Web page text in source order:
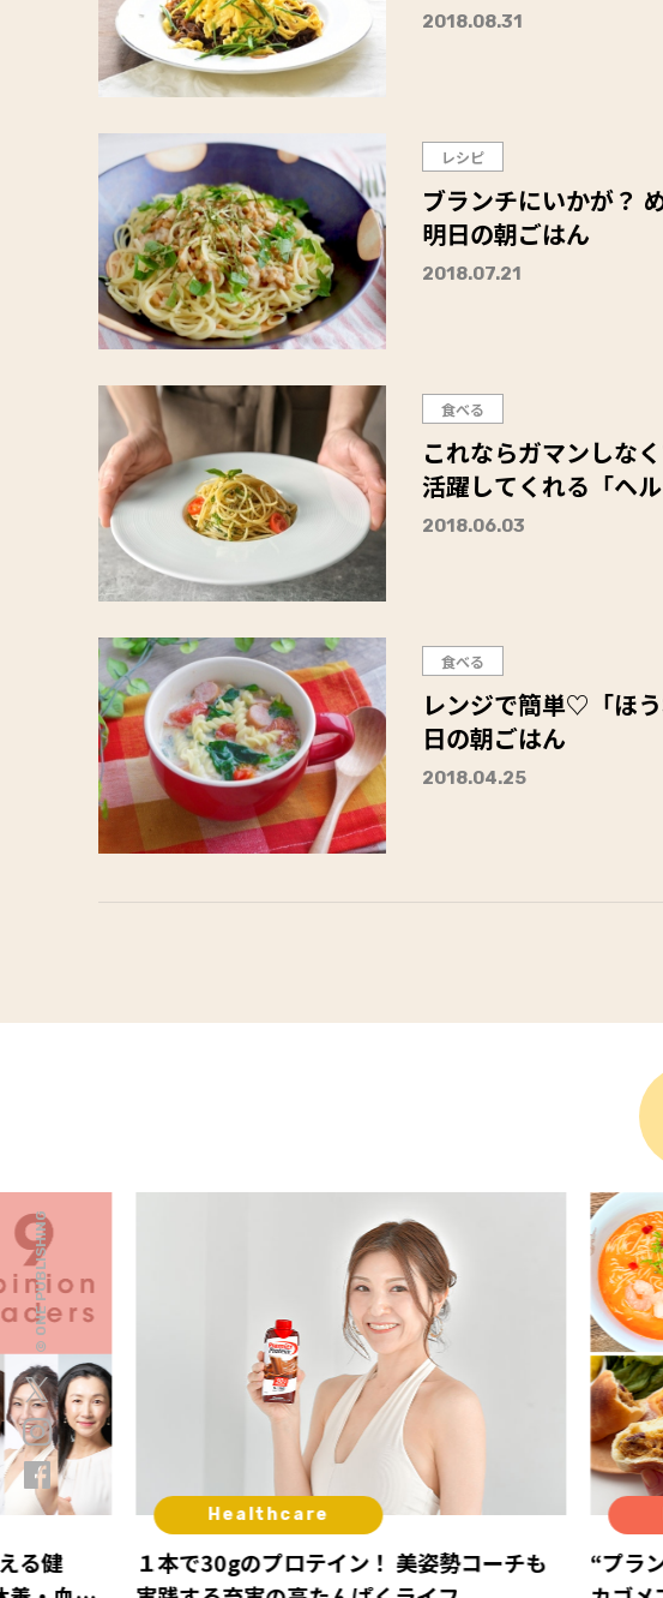
© ONE PUBLISHING
2018.08.31
レシピ
ブランチにいかが？
明日の朝ごはん
2018.07.21
食べる
これならガマンしな
活躍してくれる「ヘ
2018.06.03
食べる
レンジで簡単♡「ほ
日の朝ごはん
2018.04.25
る健
Healthcare
１本で30gのプロテイン！ 美姿勢コーチも
“プラ